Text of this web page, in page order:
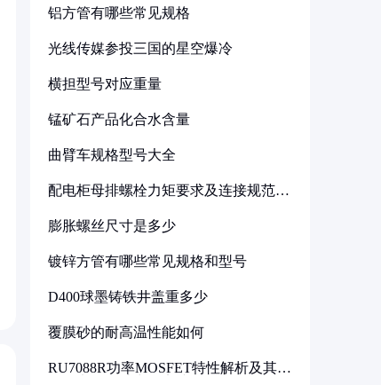
铝方管有哪些常见规格
光线传媒参投三国的星空爆冷
横担型号对应重量
锰矿石产品化合水含量
曲臂车规格型号大全
配电柜母排螺栓力矩要求及连接规范详
膨胀螺丝尺寸是多少
镀锌方管有哪些常见规格和型号
D400球墨铸铁井盖重多少
覆膜砂的耐高温性能如何
RU7088R功率MOSFET特性解析及其在